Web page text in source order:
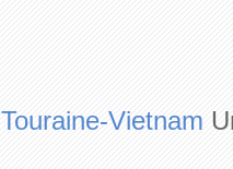
Touraine-Vietnam